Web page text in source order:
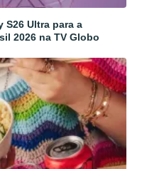
S26 Ultra para a
2026 na TV Globo